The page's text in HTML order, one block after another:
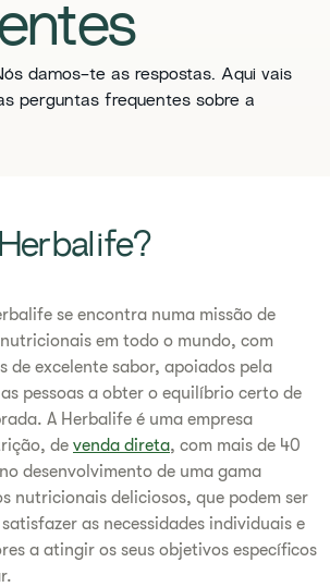
damos-te as respostas. Aqui vais
perguntas frequentes sobre a
se encontra numa missão de
em todo o mundo, com
de excelente sabor, apoiados pela
pessoas a obter o equilíbrio certo de
A Herbalife é uma empresa
de venda direta, com mais de 40
desenvolvimento de uma gama
nutricionais deliciosos, que podem ser
as necessidades individuais e
a atingir os seus objetivos específicos